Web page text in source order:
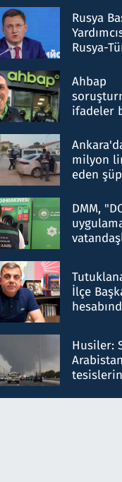
Rusya
Rusya-
nitelikte
belirtti
Ahbap
ifadeler
çıkan
milyon
eden
DMM,
yalanladı
İlçe
talimat
Husiler: